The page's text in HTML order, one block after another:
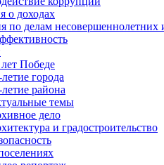
о доходах
по делам несовершеннолетних
Победе
города
района
темы
дело
и градостроительство